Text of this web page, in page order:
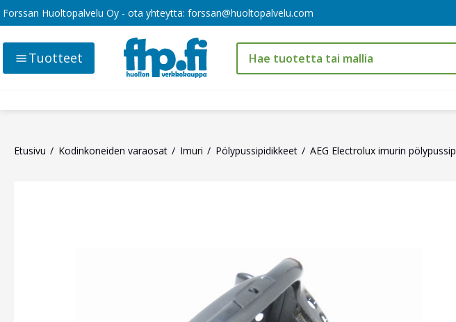
Forssan Huoltopalvelu Oy - ota yhteyttä: forssan@huoltopalvelu.com
Tuotteet
Etusivu Kodinkoneiden varaosat Imuri Pölypussipidikkeet AEG Electrolux imurin